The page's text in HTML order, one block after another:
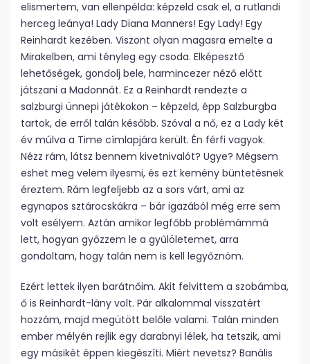
elismertem, van ellenpélda: képzeld csak el, a rutlandi
herceg leánya! Lady Diana Manners! Egy Lady! Egy
Reinhardt kezében. Viszont olyan magasra emelte a
Mirakelben, ami tényleg egy csoda. Elképesztő
lehetőségek, gondolj bele, harmincezer néző előtt
játszani a Madonnát. Ez a Reinhardt rendezte a
salzburgi ünnepi játékokon – képzeld, épp Salzburgba
tartok, de erről talán később. Szóval a nő, ez a Lady két
év múlva a Time címlapjára került. Én férfi vagyok.
Nézz rám, látsz bennem kivetnivalót? Ugye? Mégsem
eshet meg velem ilyesmi, és ezt kemény büntetésnek
éreztem. Rám legfeljebb az a sors várt, ami az
egynapos sztárocskákra – bár igazából még erre sem
volt esélyem. Aztán amikor legfőbb problémámmá
lett, hogyan győzzem le a gyűlöletemet, arra
gondoltam, hogy talán nem is kell legyőznöm.
Ezért lettek ilyen barátnőim. Akit felvittem a szobámba,
ő is Reinhardt-lány volt. Pár alkalommal visszatért
hozzám, majd megütött belőle valami. Talán minden
ember mélyén rejlik egy darabnyi lélek, ha tetszik, ami
egy másikét éppen kiegészíti. Miért nevetsz? Banális